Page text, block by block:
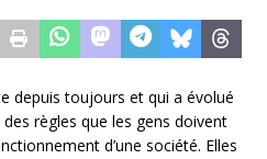
depuis toujours et qui a évolué
règles que les gens doivent
d’une société. Elles